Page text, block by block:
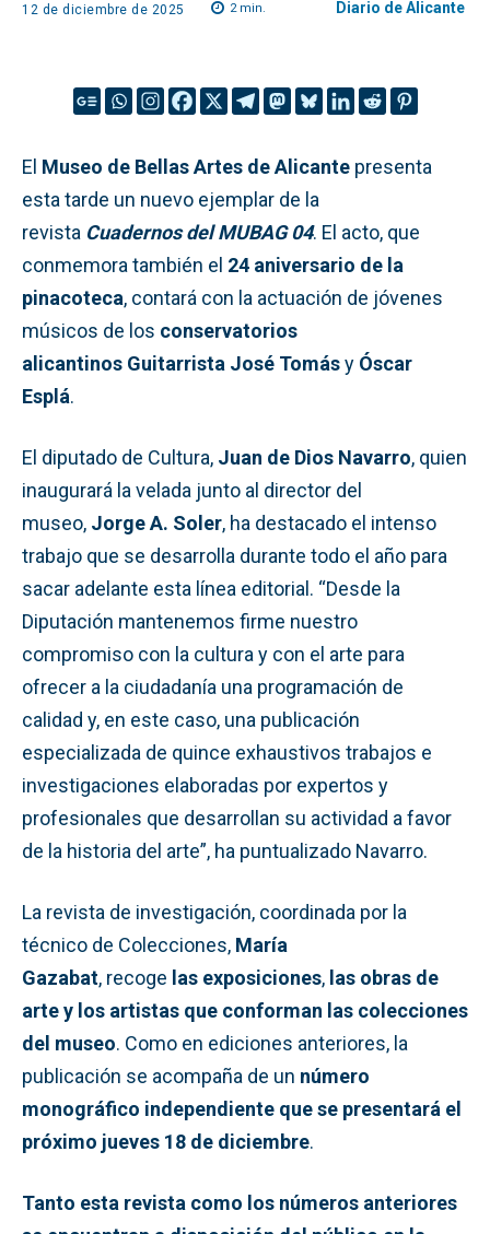
12 de diciembre de 2025 2min. Diario de Alicante
El Museo de Bellas Artes de Alicante presenta
esta tarde un nuevo ejemplar de la
revista Cuadernos del MUBAG 04. El acto, que
conmemora también el 24 aniversario de la
pinacoteca, contará con la actuación de jóvenes
músicos de los conservatorios
alicantinos Guitarrista José Tomásy Óscar
Esplá.
El diputado de Cultura, Juan de Dios Navarro, quien
inaugurará la velada junto al director del
museo, Jorge A. Soler, ha destacado el intenso
trabajo que se desarrolla durante todo el año para
sacar adelante esta línea editorial. “Desde la
Diputación mantenemos firme nuestro
compromiso con la cultura y con el arte para
ofrecer a la ciudadanía una programación de
calidad y, en este caso, una publicación
especializada de quince exhaustivos trabajos e
investigaciones elaboradas por expertos y
profesionales que desarrollan su actividad a favor
de la historia del arte”, ha puntualizado Navarro.
La revista de investigación, coordinada por la
técnico de Colecciones, María
Gazabat, recoge las exposiciones, las obras de
arte y los artistas que conforman las colecciones
del museo. Como en ediciones anteriores, la
publicación se acompaña de un número
monográfico independiente que se presentará el
próximo jueves 18 de diciembre.
Tanto esta revista como los números anteriores